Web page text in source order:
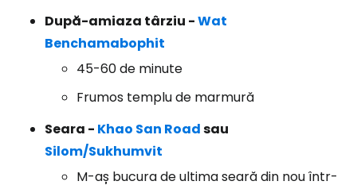
După-amiaza târziu -Wat
Benchamabophit
45-60 de minute
Frumos templu de marmură
Seara - Khao San Roadsau
Silom/Sukhumvit
M-aș bucura de ultima seară din nou într-